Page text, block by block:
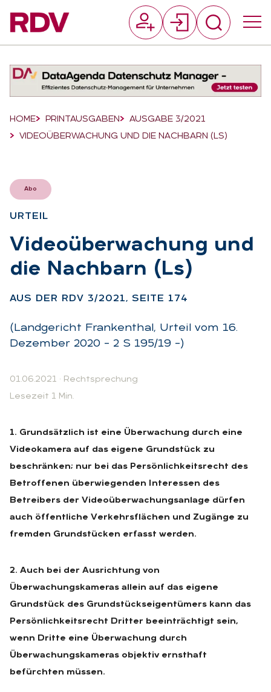
Breadcrumb-Navigation
HOME PRINTAUSGABEN
AUSGABE 3/2021
VIDEOÜBERWACHUNG UND DIE NACHBARN (LS)
Abo
UR­TEIL
:
Vi­deo­über­wa­chung und
die Nach­barn (Ls)
AUS DER RDV 3/2021, SEI­TE 174
(Landgericht Frankenthal, Urteil vom 16.
Dezember 2020 – 2 S 195/19 –)
01.06.2021 · Rechtsprechung
Lesezeit 1 Min.
1. Grundsätzlich ist eine Überwachung durch eine
Videokamera auf das eigene Grundstück zu
beschränken; nur bei das Persönlichkeitsrecht des
Betroffenen überwiegenden Interessen des
Betreibers der Videoüberwachungsanlage dürfen
auch öffentliche Verkehrsflächen und Zugänge zu
fremden Grundstücken erfasst werden.
2. Auch bei der Ausrichtung von
Überwachungskameras allein auf das eigene
Grundstück des Grundstückseigentümers kann das
Persönlichkeitsrecht Dritter beeinträchtigt sein,
wenn Dritte eine Überwachung durch
Überwachungskameras objektiv ernsthaft
befürchten müssen.